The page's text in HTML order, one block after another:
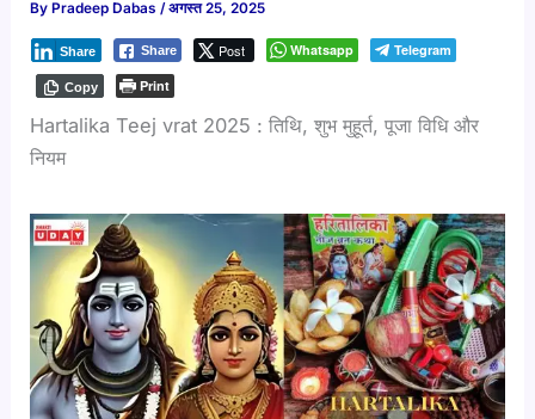
By Pradeep Dabas/अगस्त 25, 2025
Share Post
Share Whatsapp Telegram
Copy Print
Hartalika Teej vrat 2025 : तिथि, शुभ मुहूर्त, पूजा विधि और
नियम